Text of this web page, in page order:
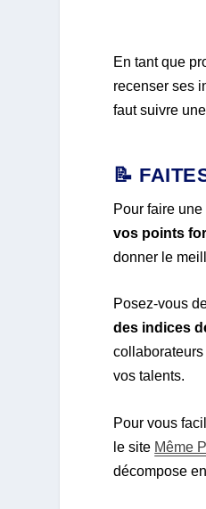
En tant que
recenser ses
faut suivre
📝
Pour faire
vos points
donner le
Posez-vous
des indices
vos talents.
Pour vous
le site Même
décompose